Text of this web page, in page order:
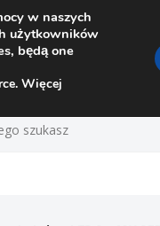
w naszych
użytkowników
będą one
Więcej